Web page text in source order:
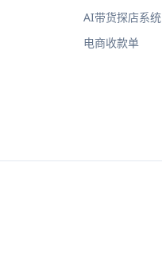
AI带货探店系统
电商收款单